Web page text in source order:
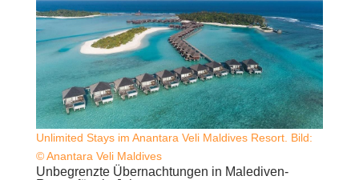
Unlimited Stays im Anantara Veli Maldives Resort. Bild:
© Anantara Veli Maldives
Unbegrenzte Übernachtungen in Malediven-